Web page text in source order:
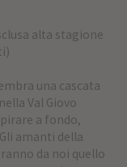
alta stagione
una cascata
Val Giovo
a fondo,
amanti della
da noi quello